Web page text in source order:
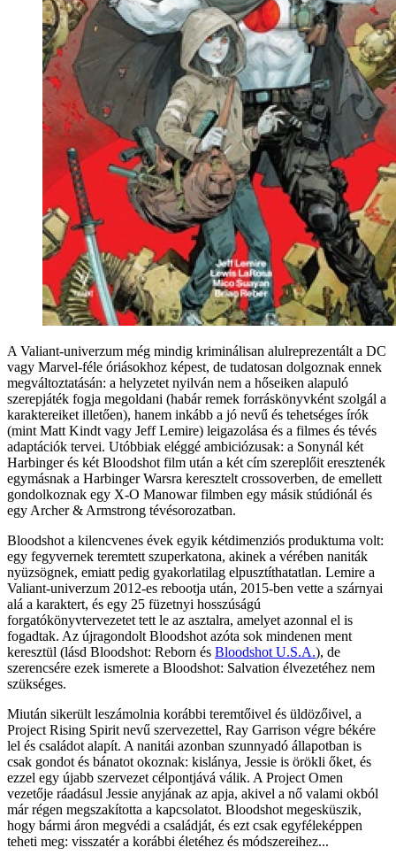
A Valiant-univerzum még mindig kriminálisan alulreprezentált a DC
vagy Marvel-féle óriásokhoz képest, de tudatosan dolgoznak ennek
megváltoztatásán: a helyzetet nyilván nem a hőseiken alapuló
szerepjáték fogja megoldani (habár remek forráskönyvként szolgál a
karaktereiket illetően), hanem inkább a jó nevű és tehetséges írók
(mint Matt Kindt vagy Jeff Lemire) leigazolása és a filmes és tévés
adaptációk tervei. Utóbbiak eléggé ambiciózusak: a Sonynál két
Harbinger és két Bloodshot film után a két cím szereplőit eresztenék
egymásnak a Harbinger Warsra keresztelt crossoverben, de emellett
gondolkoznak egy X-O Manowar filmben egy másik stúdiónál és
egy Archer & Armstrong tévésorozatban.
Bloodshot a kilencvenes évek egyik kétdimenziós produktuma volt:
egy fegyvernek teremtett szuperkatona, akinek a vérében naniták
nyüzsögnek, emiatt pedig gyakorlatilag elpusztíthatatlan. Lemire a
Valiant-univerzum 2012-es rebootja után, 2015-ben vette a szárnyai
alá a karaktert, és egy 25 füzetnyi hosszúságú
forgatókönyvtervezetet tett le az asztalra, amelyet azonnal el is
fogadtak. Az újragondolt Bloodshot azóta sok mindenen ment
keresztül (lásd Bloodshot: Reborn és Bloodshot U.S.A.), de
szerencsére ezek ismerete a Bloodshot: Salvation élvezetéhez nem
szükséges.
Miután sikerült leszámolnia korábbi teremtőivel és üldözőivel, a
Project Rising Spirit nevű szervezettel, Ray Garrison végre békére
lel és családot alapít. A nanitái azonban szunnyadó állapotban is
csak gondot és bánatot okoznak: kislánya, Jessie is örökli őket, és
ezzel egy újabb szervezet célpontjává válik. A Project Omen
vezetője ráadásul Jessie anyjának az apja, akivel a nő valami okból
már régen megszakította a kapcsolatot. Bloodshot megesküszik,
hogy bármi áron megvédi a családját, és ezt csak egyféleképpen
teheti meg: visszatér a korábbi életéhez és módszereihez...